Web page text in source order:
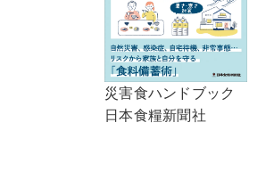
災害食ハンドブック
日本食糧新聞社